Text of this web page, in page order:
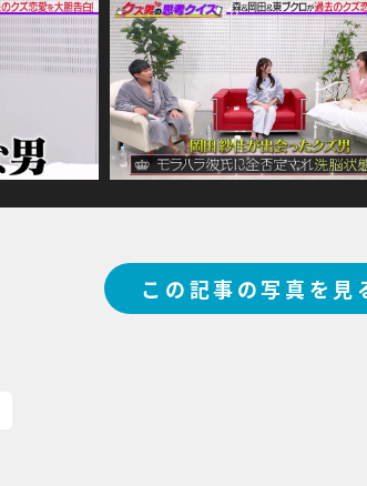
この記事の写真を見